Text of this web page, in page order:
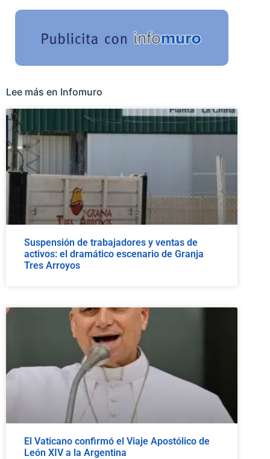
Lee más en Infomuro
Suspensión de trabajadores y ventas de
activos: el dramático escenario de Granja
Tres Arroyos
El Vaticano confirmó el Viaje Apostólico de
León XIV a la Argentina